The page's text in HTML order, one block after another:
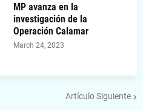
MP avanza en la
investigación de la
Operación Calamar
March 24, 2023
Artículo Siguiente